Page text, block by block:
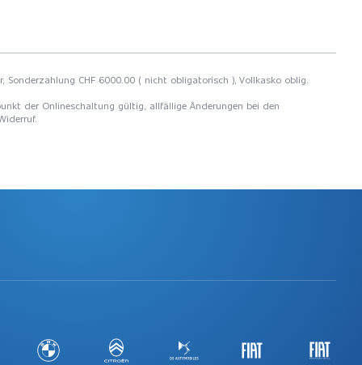
Sonderzahlung CHF 6000.00 ( nicht obligatorisch ), Vollkasko oblig.
der Onlineschaltung gültig, allfällige Änderungen bei den